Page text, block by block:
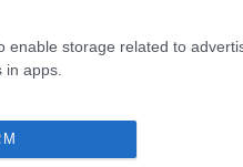
enable storage related to
in apps.
to be sent to Google for
Attivi